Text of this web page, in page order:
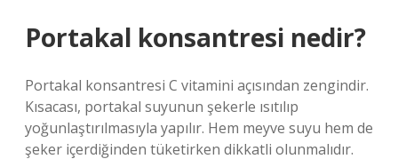
Portakal konsantresi nedir?
Portakal konsantresi C vitamini açısından zengindir.
Kısacası, portakal suyunun şekerle ısıtılıp
yoğunlaştırılmasıyla yapılır. Hem meyve suyu hem de
şeker içerdiğinden tüketirken dikkatli olunmalıdır.